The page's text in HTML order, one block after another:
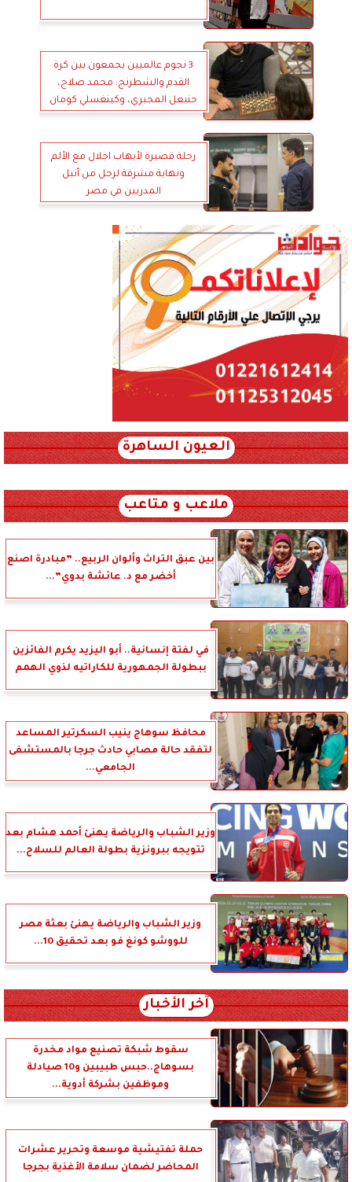
3 نجوم عالميين يجمعون بين كرة
القدم والشطرنج: محمد صلاح،
حنبعل المجبري، وكينغسلي كومان
رحلة قصيرة لأيهاب اجلال مع الألم
ونهاية مشرفة لرجل من أنبل
المدربين في مصر
العيون الساهرة
ملاعب و متاعب
بين عبق التراث وألوان الربيع.. ”مبادرة اصنع
أخضر مع د. عائشة بدوي”...
في لفتة إنسانية.. أبو اليزيد يكرم الفائزين
ببطولة الجمهورية للكاراتيه لذوي الهمم
محافظ سوهاج ينيب السكرتير المساعد
لتفقد حالة مصابي حادث جرجا بالمستشفى
الجامعي...
وزير الشباب والرياضة يهنئ أحمد هشام بعد
تتويجه ببرونزية بطولة العالم للسلاح...
وزير الشباب والرياضة يهنئ بعثة مصر
للووشو كونغ فو بعد تحقيق 10...
آخر الأخبار
سقوط شبكة تصنيع مواد مخدرة
بسوهاج..حبس طبيبين و10 صيادلة
وموظفين بشركة أدوية...
حملة تفتيشية موسعة وتحرير عشرات
المحاضر لضمان سلامة الأغذية بجرجا